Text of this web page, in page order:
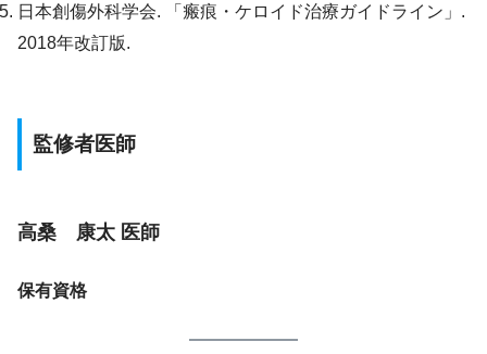
日本創傷外科学会. 「瘢痕・ケロイド治療ガイドライン」.
2018年改訂版.
監修者医師
高桑 康太 医師
保有資格